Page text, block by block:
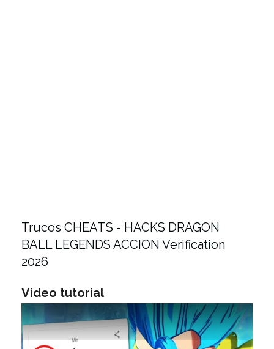
Trucos CHEATS - HACKS DRAGON
BALL LEGENDS ACCION Verification
2026
Video tutorial